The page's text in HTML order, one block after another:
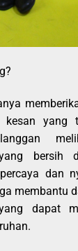
kesan yang
bersih
dan
membantu
dapat